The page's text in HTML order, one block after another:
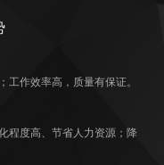
工作效率高，质量有保证。
程度高、节省人力资源；降